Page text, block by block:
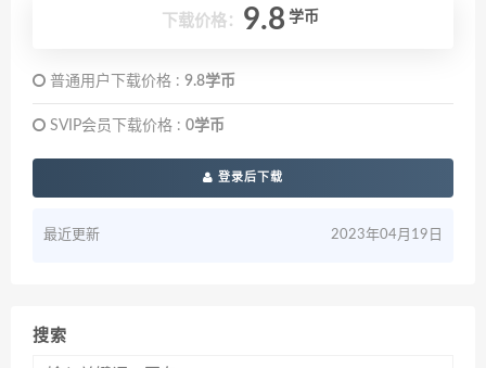
下载价格： 9.8 学币
普通用户下载价格 : 9.8学币
SVIP会员下载价格 : 0学币
登录后下载
最近更新 2023年04月19日
搜索